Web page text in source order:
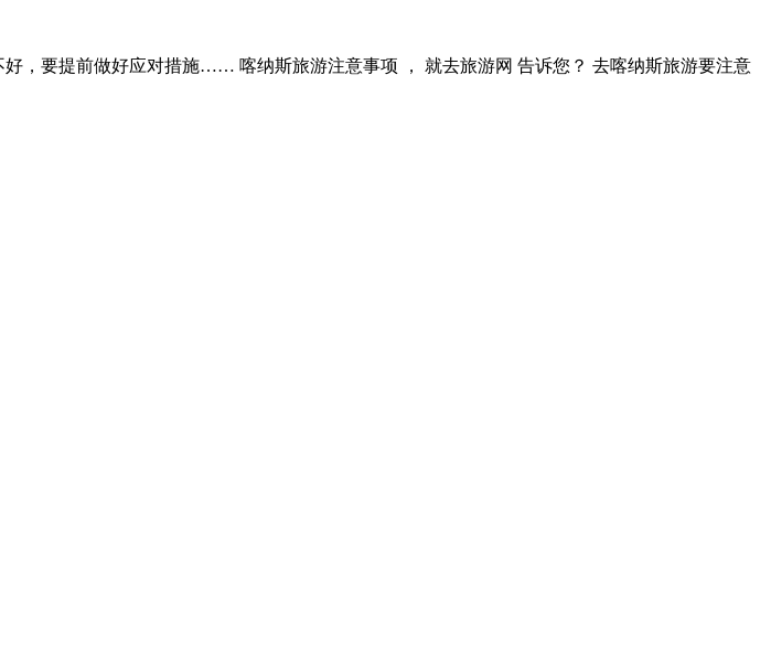
，要提前做好应对措施…… 喀纳斯旅游注意事项 ， 就去旅游网 告诉您？ 去喀纳斯旅游要注意